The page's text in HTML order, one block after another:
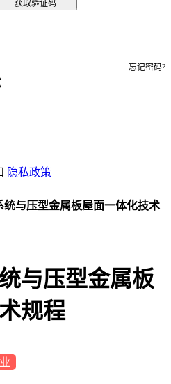
获取验证码
忘记密码?
隐私政策
统与压型金属板屋面一体化技术
与压型金属板
规程